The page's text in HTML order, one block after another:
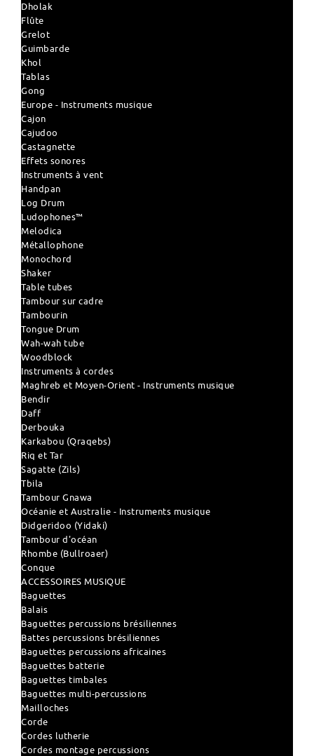
Dholak
Flûte
Grelot
Guimbarde
Khol
Tablas
Gong
Europe - Instruments musique
Cajon
Cajudoo
Castagnette
Effets sonores
Instruments à vent
Handpan
Log Drum
Ludophones™
Melodica
Métallophone
Monochord
Shaker
Table tubes
Tambour sur cadre
Tambourin
Tongue Drum
Wah-wah tube
Woodblock
Instruments à cordes
Maghreb et Moyen-Orient - Instruments musique
Bendir
Daff
Derbouka
Karkabou (Qraqebs)
Riq et Tar
Sagatte (Zils)
Tbila
Tambour Gnawa
Océanie et Australie - Instruments musique
Didgeridoo (Yidaki)
Tambour d'océan
Rhombe (Bullroaer)
Conque
ACCESSOIRES MUSIQUE
Baguettes
Balais
Baguettes percussions brésiliennes
Battes percussions brésiliennes
Baguettes percussions africaines
Baguettes batterie
Baguettes timbales
Baguettes multi-percussions
Mailloches
Corde
Cordes lutherie
Cordes montage percussions